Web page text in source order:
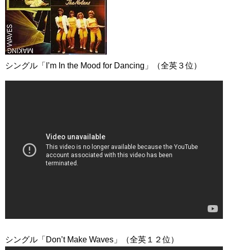
シングル「I’m In the Mood for Dancing」（全英３位）
シングル「Don’t Make Waves」（全英１２位）